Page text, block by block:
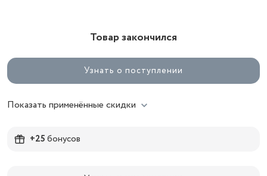
Товар закончился
Узнать о поступлении
Показать применённые скидки
+25бонусов